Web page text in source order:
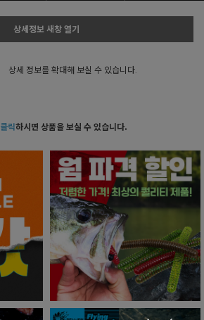
상세정보 새창 열기
상세 정보를 확대해 보실 수 있습니다.
클릭하시면 상품을 보실 수 있습니다.